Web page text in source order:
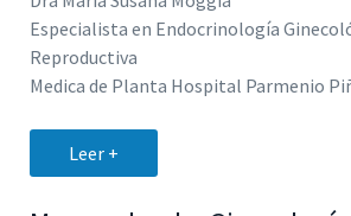
Especialista en Endocrinología
Reproductiva
Medica de Planta Hospital Parmenio
Leer +